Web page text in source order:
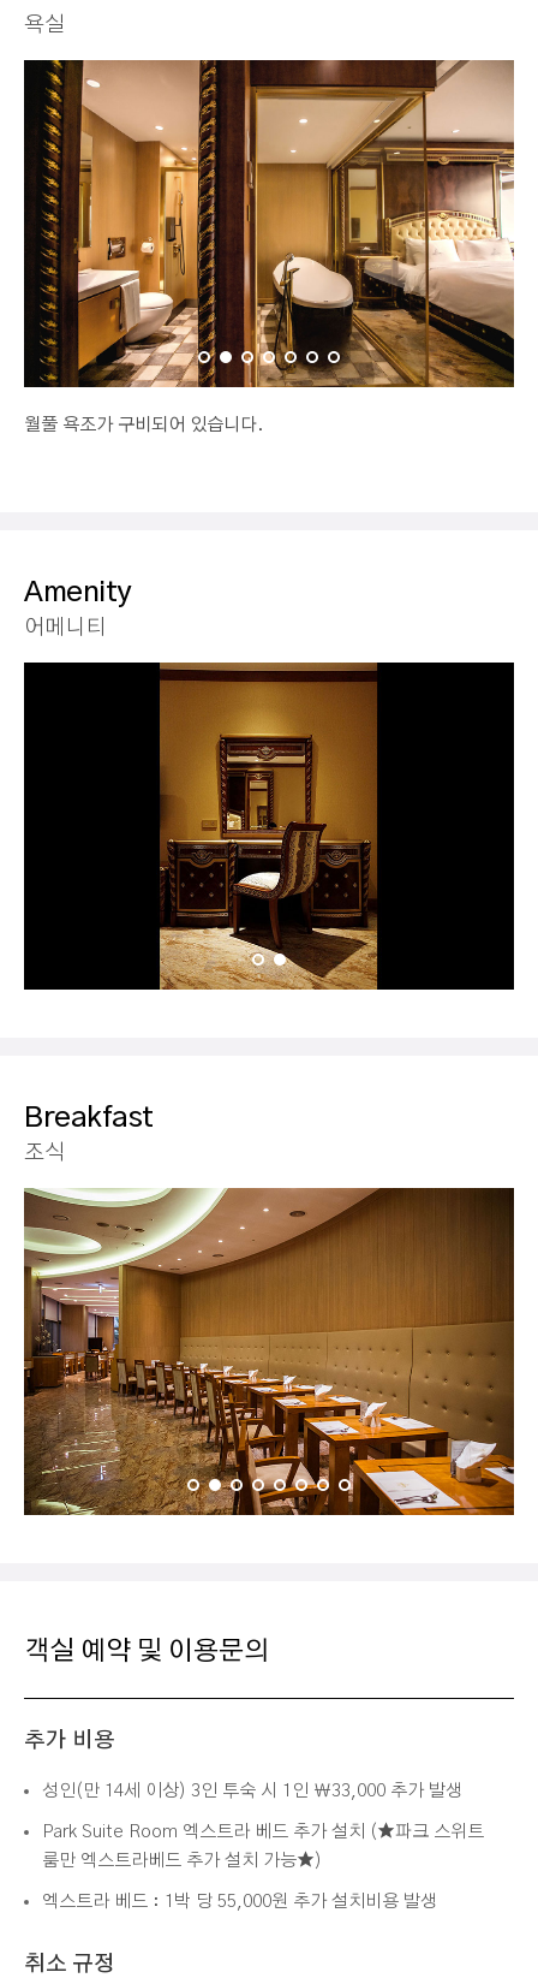
욕실
월풀 욕조가 구비되어 있습니다.
Amenity
어메니티
Breakfast
조식
객실 예약 및 이용문의
추가 비용
성인(만 14세 이상) 3인 투숙 시 1인 ￦33,000 추가 발생
Park Suite Room 엑스트라 베드 추가 설치 (★파크 스위트
룸만 엑스트라베드 추가 설치 가능★)
엑스트라 베드 : 1박 당 55,000원 추가 설치비용 발생
취소 규정